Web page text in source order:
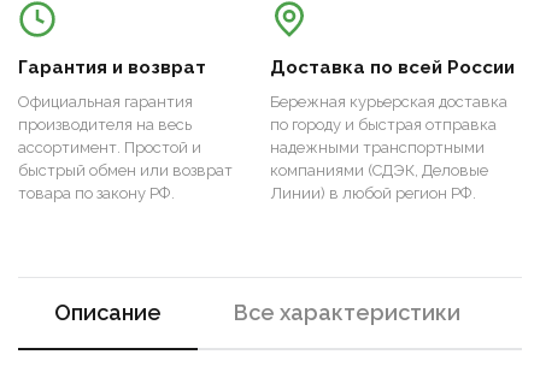
Гарантия и возврат
Официальная гарантия
производителя на весь
ассортимент. Простой и
быстрый обмен или возврат
товара по закону РФ.
Доставка по всей России
Бережная курьерская доставка
по городу и быстрая отправка
надежными транспортными
компаниями (СДЭК, Деловые
Линии) в любой регион РФ.
Описание Все характеристики